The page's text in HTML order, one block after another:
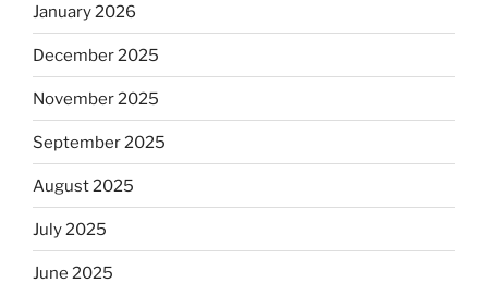
January 2026
December 2025
November 2025
September 2025
August 2025
July 2025
June 2025